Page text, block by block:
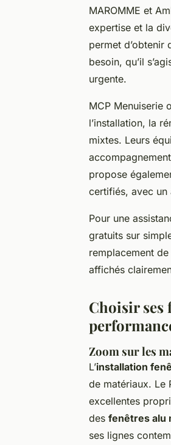
MAROMME et
expertise et la
permet d’obtenir
besoin, qu’il
urgente.
MCP Menuiserie
l’installation, la
mixtes. Leurs
propose
certifiés, avec
Pour une
gratuits sur
remplacement
affichés
Choisir ses
Zoom sur les
L’installation
de matériaux. Le
excellentes
des fenêtres alu
ses lignes